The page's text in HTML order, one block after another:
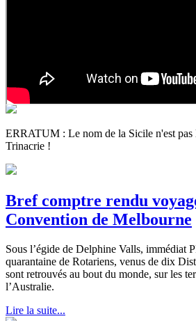
ERRATUM : Le nom de la Sicile n'est pas
Trinacrie !
Bref comptre rendu
Convention de Melbourne
Sous l’égide de Delphine Valls, immédiat
quarantaine de Rotariens, venus de dix
sont retrouvés au bout du monde, sur les
l’Australie.
Lire la suite...